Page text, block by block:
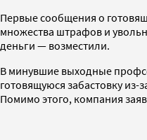
Первые сообщения о
множества штрафов и
деньги — возместили.
В минувшие выходные
готовящуюся забастовку
Помимо этого, компания